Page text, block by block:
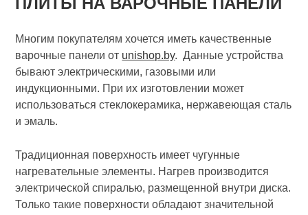
Многим покупателям хочется иметь качественные
варочные панели от unishop.by. Данные устройства
бывают электрическими, газовыми или
индукционными. При их изготовлении может
использоваться стеклокерамика, нержавеющая сталь
и эмаль.
Традиционная поверхность имеет чугунные
нагревательные элементы. Нагрев производится
электрической спиралью, размещенной внутри диска.
Только такие поверхности обладают значительной